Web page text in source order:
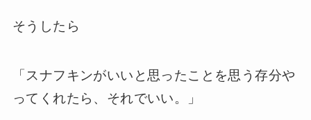
そうしたら
「スナフキンがいいと思ったことを思う存分や
ってくれたら、それでいい。」